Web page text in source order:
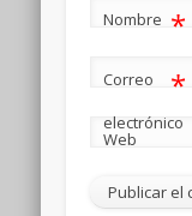
Nombre *
Correo
electrónico
*
Web